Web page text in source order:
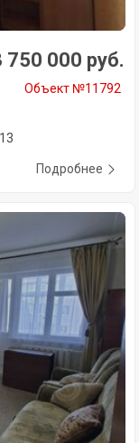
750 000 руб.
Объект №11792
Подробнее